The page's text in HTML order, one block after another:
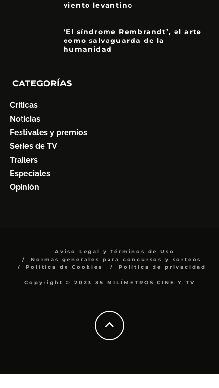
viento levantino
‘El síndrome Rembrandt’, el arte
como salvaguarda de la
humanidad
CATEGORÍAS
Críticas
Noticias
Festivales y premios
Series de TV
Trailers
Especiales
Opinión
Aviso Legal y Términos de Uso
Normas generales para concursos y sorteos
Política de Cookies
Política de privacidad
Copyright © 2023 35 MILÍMETROS CINE Y TV